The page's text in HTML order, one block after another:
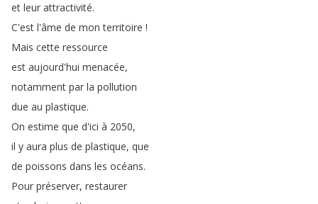
et leur attractivité.
C'est l'âme de mon territoire !
Mais cette ressource
est aujourd'hui menacée,
notamment par la pollution
due au plastique.
On estime que d'ici à 2050,
il y aura plus de plastique, que
de poissons dans les océans.
Pour préserver, restaurer